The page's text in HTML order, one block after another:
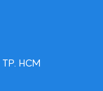
HCM